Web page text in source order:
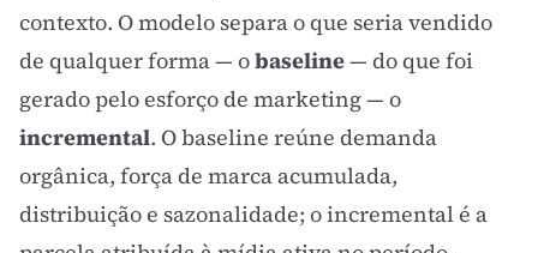
contexto. O modelo separa o que seria vendido
de qualquer forma — obaseline— do que foi
gerado pelo esforço de marketing — o
incremental. O baseline reúne demanda
orgânica, força de marca acumulada,
distribuição e sazonalidade; o incremental é a